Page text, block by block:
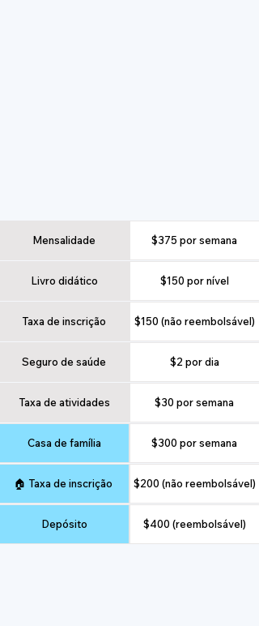
Mensalidade
Livro didático
Taxa de inscrição
Seguro de saúde
Taxa de atividades
Casa de família
🏠 Taxa de inscrição
Depósito
$375 por semana
$150 por nível
$150 (não reembolsável)
$2 por dia
$30 por semana
$300 por semana
$200 (não reembolsável)
$400 (reembolsável)